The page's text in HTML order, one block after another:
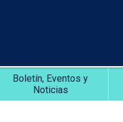
Boletín, Eventos y
Noticias